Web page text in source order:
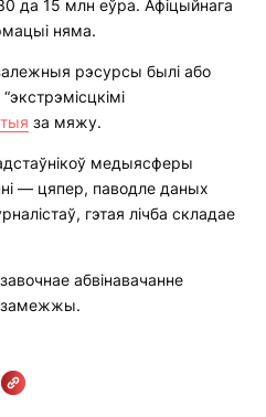
да 15 млн еўра. Афіцыйнага
няма.
рэсурсы былі або
за мяжу.
медыясферы
— цяпер, паводле даных
гэтая лічба складае
завочнае абвінавачанне
замежжы.